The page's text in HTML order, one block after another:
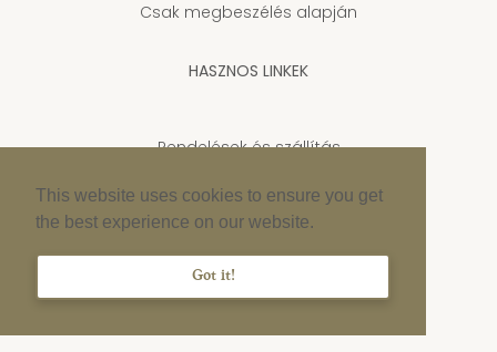
This website uses cookies to ensure you get
the best experience on our website.
Got it!
Csak megbeszélés alapján
HASZNOS LINKEK
Rendelések és szállítás
Adatkezelési tájékoztató
Cookie szabályzat
Impresszum